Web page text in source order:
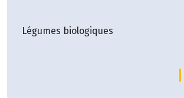
Légumes biologiques